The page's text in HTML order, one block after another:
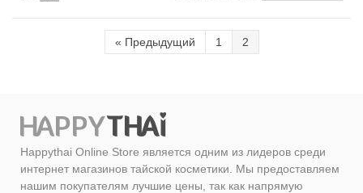
« Предыдущий 1 2
Happythai Online Store является одним из лидеров среди
интернет магазинов тайской косметики. Мы предоставляем
нашим покупателям лучшие цены, так как напрямую